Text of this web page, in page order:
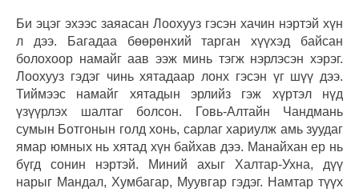
Би эцэг эхээс заяасан Лоохууз гэсэн хачин нэртэй хүн
л дээ. Багадаа бөөрөнхий тарган хүүхэд байсан
болохоор намайг аав ээж минь тэгж нэрлэсэн хэрэг.
Лоохууз гэдэг чинь хятадаар лонх гэсэн үг шүү дээ.
Тиймээс намайг хятадын эрлийз гэж хүртэл нүд
үзүүрлэх шалтаг болсон. Говь-Алтайн Чандмань
сумын Ботгонын голд хонь, сарлаг хариулж амь зуудаг
ямар юмных нь хятад хүн байхав дээ. Манайхан ер нь
бүгд сонин нэртэй. Миний ахыг Халтар-Ухна, дүү
нарыг Мандал, Хумбагар, Муувгар гэдэг. Намтар түүх